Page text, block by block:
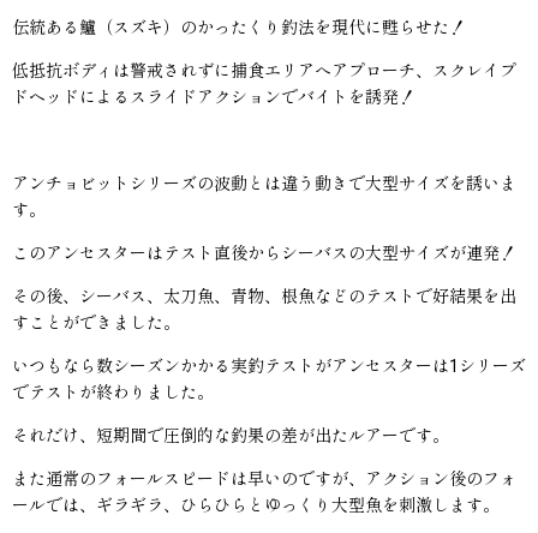
伝統ある鱸（スズキ）のかったくり釣法を現代に甦らせた！
低抵抗ボディは警戒されずに捕食エリアへアプローチ、スクレイプ
ドヘッドによるスライドアクションでバイトを誘発！
アンチョビットシリーズの波動とは違う動きで大型サイズを誘いま
す。
このアンセスターはテスト直後からシーバスの大型サイズが連発！
その後、シーバス、太刀魚、青物、根魚などのテストで好結果を出
すことができました。
いつもなら数シーズンかかる実釣テストがアンセスターは1シリーズ
でテストが終わりました。
それだけ、短期間で圧倒的な釣果の差が出たルアーです。
また通常のフォールスピードは早いのですが、アクション後のフォ
ールでは、ギラギラ、ひらひらとゆっくり大型魚を刺激します。